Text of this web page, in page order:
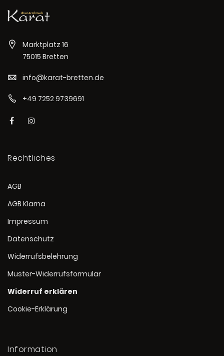
Marktplatz 16
75015 Bretten
info@karat-bretten.de
+49 7252 9739691
Rechtliches
AGB
AGB Klarna
Impressum
Datenschutz
Widerrufsbelehrung
Muster-Widerrufsformular
Widerruf erklären
Cookie-Erklärung
Information